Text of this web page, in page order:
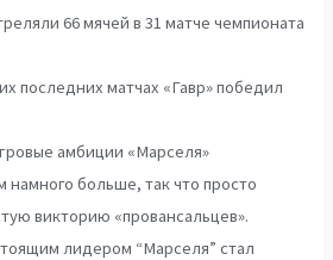
66 мячей в 31 матче чемпионата
последних матчах «Гавр» победил
амбиции «Марселя»
больше, так что просто
викторию «провансальцев».
лидером “Марселя” стал